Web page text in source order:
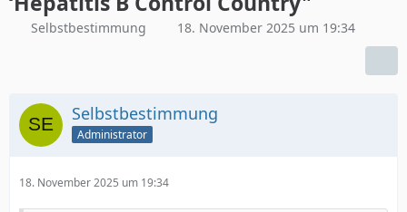
Selbstbestimmung 18. November 2025 um 19:34
Selbstbestimmung
Administrator
18. November 2025 um 19:34